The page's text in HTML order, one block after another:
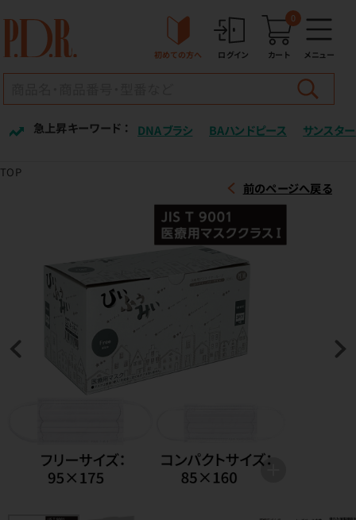
初めての方へ ログイン カート
0
メニュー
急上昇キーワード ： DNAブラシ BAハンドピース サンスター
TOP
前のページへ戻る